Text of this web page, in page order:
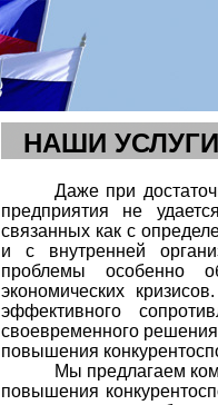
НАШИ УСЛУГИ
Даже при
предприятия не
связанных как с
и с внутренней
проблемы особенно
экономических
эффективного
своевременного
повышения
Мы предлагаем
повышения